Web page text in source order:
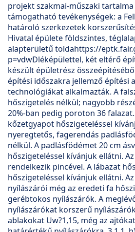
projekt szakmai-műszaki
támogatható tevékenységek: a
határoló szerkezetek
Hivatal épülete földszintes,
alapterületű toldahttps://
p=vdwDléképülettel, két eltérő
készült épületrész
építési időszakra jellemző építési
technológiákat alkalmazták. A
hőszigetelés nélkül; nagyobb
20%-ban pedig poroton 36
kőzetgyapot hőszigeteléssel
nyeregtetős, fagerendás
nélkül. A padlásfödémet 20 cm
hőszigeteléssel kívánjuk ellátni.
rendelkezik pincével. A lábazat
hőszigeteléssel kívánjuk ellátni.
nyílászárói még az eredeti fa
gerébtokos nyílászárók. A
nyílászárókat korszerű
ablakokat Uw?1,15, még az